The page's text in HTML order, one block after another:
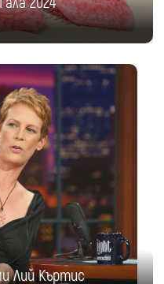
Лий Къртис